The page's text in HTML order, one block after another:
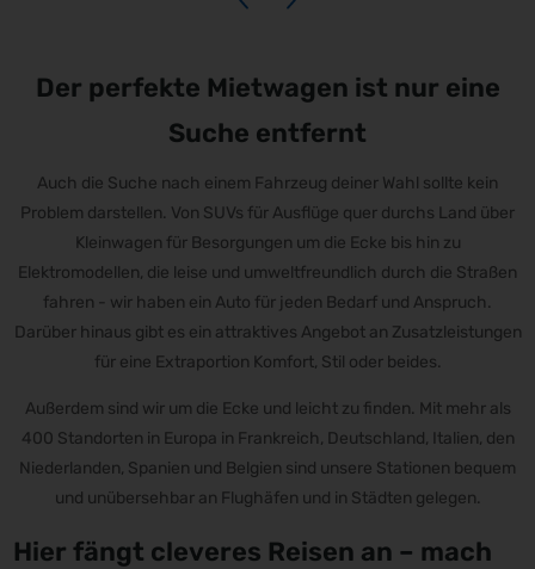
Der perfekte Mietwagen ist nur eine
Suche entfernt
Auch die Suche nach einem Fahrzeug deiner Wahl sollte kein
Problem darstellen. Von SUVs für Ausflüge quer durchs Land über
Kleinwagen für Besorgungen um die Ecke bis hin zu
Elektromodellen, die leise und umweltfreundlich durch die Straßen
fahren - wir haben ein Auto für jeden Bedarf und Anspruch.
Darüber hinaus gibt es ein attraktives Angebot an Zusatzleistungen
für eine Extraportion Komfort, Stil oder beides.
Außerdem sind wir um die Ecke und leicht zu finden. Mit mehr als
400 Standorten in Europa in Frankreich, Deutschland, Italien, den
Niederlanden, Spanien und Belgien sind unsere Stationen bequem
und unübersehbar an Flughäfen und in Städten gelegen.
Hier fängt cleveres Reisen an – mach